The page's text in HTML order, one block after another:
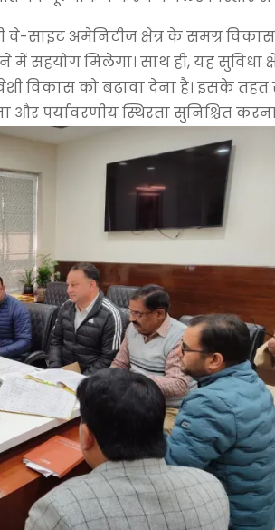
वे-साइट अमेनिटीज क्षेत्र के समग्र
में सहयोग मिलेगा। साथ ही, यह सुविधा
विकास को बढ़ावा देना है। इसके
पर्यावरणीय स्थिरता सुनिश्चित करना